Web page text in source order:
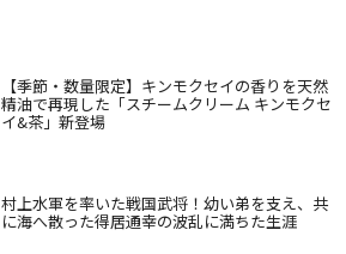
【季節・数量限定】キンモクセイの香りを天然
精油で再現した「スチームクリーム キンモクセ
イ&茶」新登場
村上水軍を率いた戦国武将！幼い弟を支え、共
に海へ散った得居通幸の波乱に満ちた生涯